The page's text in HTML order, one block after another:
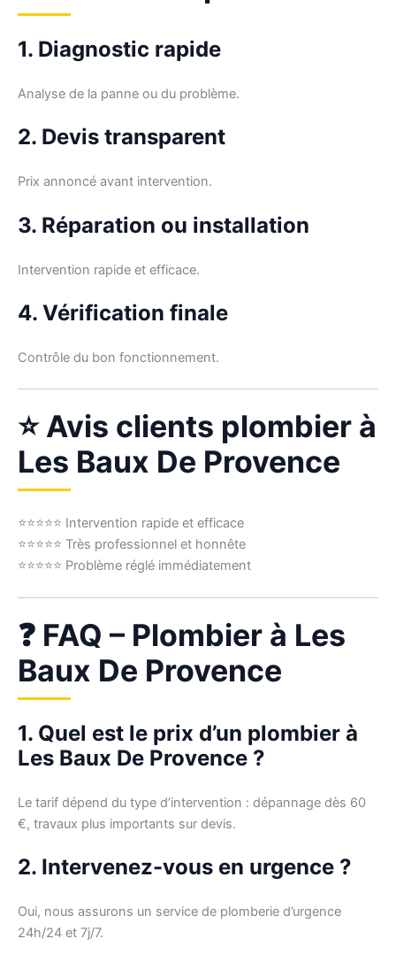
1. Diagnostic rapide
Analyse de la panne ou du problème.
2. Devis transparent
Prix annoncé avant intervention.
3. Réparation ou installation
Intervention rapide et efficace.
4. Vérification finale
Contrôle du bon fonctionnement.
⭐ Avis clients plombier à
Les Baux De Provence
⭐⭐⭐⭐⭐ Intervention rapide et efficace
⭐⭐⭐⭐⭐ Très professionnel et honnête
⭐⭐⭐⭐⭐ Problème réglé immédiatement
❓ FAQ – Plombier à Les
Baux De Provence
1. Quel est le prix d’un plombier à
Les Baux De Provence ?
Le tarif dépend du type d’intervention : dépannage dès 60
€, travaux plus importants sur devis.
2. Intervenez-vous en urgence ?
Oui, nous assurons un service de plomberie d’urgence
24h/24 et 7j/7.